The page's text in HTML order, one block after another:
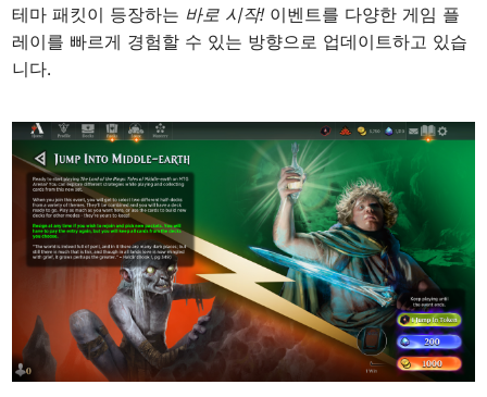
테마 패킷이 등장하는 바로 시작!이벤트를 다양한 게임 플
레이를 빠르게 경험할 수 있는 방향으로 업데이트하고 있습
니다.